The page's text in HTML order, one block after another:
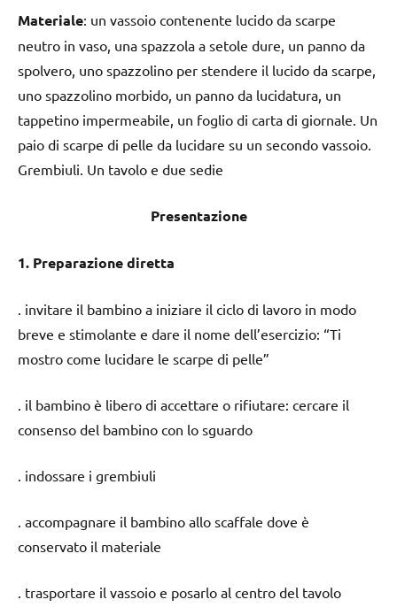
Materiale: un vassoio contenente lucido da scarpe
neutro in vaso, una spazzola a setole dure, un panno da
spolvero, uno spazzolino per stendere il lucido da scarpe,
uno spazzolino morbido, un panno da lucidatura, un
tappetino impermeabile, un foglio di carta di giornale. Un
paio di scarpe di pelle da lucidare su un secondo vassoio.
Grembiuli. Un tavolo e due sedie
Presentazione
1. Preparazione diretta
. invitare il bambino a iniziare il ciclo di lavoro in modo
breve e stimolante e dare il nome dell’esercizio: “Ti
mostro come lucidare le scarpe di pelle”
. il bambino è libero di accettare o rifiutare: cercare il
consenso del bambino con lo sguardo
. indossare i grembiuli
. accompagnare il bambino allo scaffale dove è
conservato il materiale
. trasportare il vassoio e posarlo al centro del tavolo